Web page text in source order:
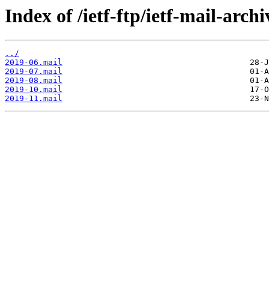
Index of /ietf-ftp/ietf-mail-
../
2019-06.mail
2019-07.mail
2019-08.mail
2019-10.mail
2019-11.mail